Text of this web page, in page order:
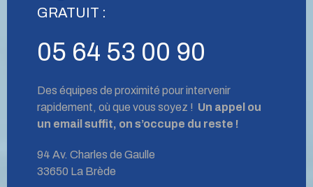
GRATUIT :
05 64 53 00 90
Des équipes de proximité pour intervenir
rapidement, où que vous soyez ! Un appel ou
un email suffit, on s’occupe du reste !
94 Av. Charles de Gaulle
33650 La Brède